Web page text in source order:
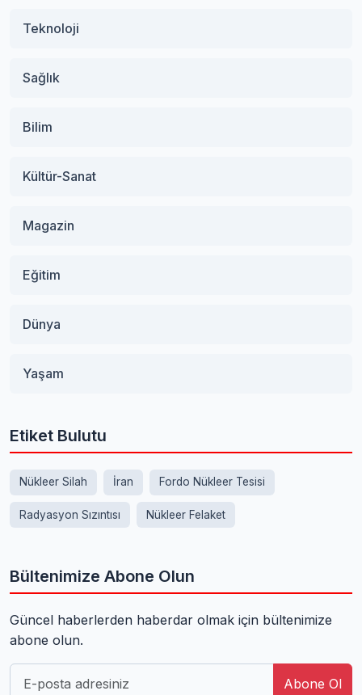
Teknoloji
Sağlık
Bilim
Kültür-Sanat
Magazin
Eğitim
Dünya
Yaşam
Etiket Bulutu
Nükleer Silah İran Fordo Nükleer Tesisi
Radyasyon Sızıntısı Nükleer Felaket
Bültenimize Abone Olun
Güncel haberlerden haberdar olmak için bültenimize
abone olun.
Abone Ol